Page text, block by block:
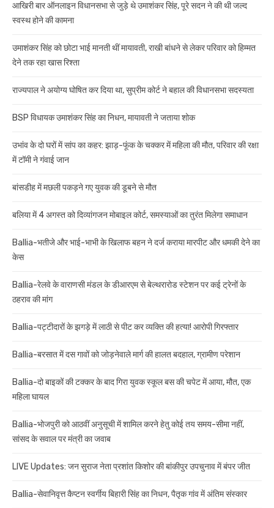
आखिरी बार ऑनलाइन विधानसभा से जुड़े थे उमाशंकर सिंह, पूरे सदन ने की थी जल्द
स्वस्थ होने की कामना
उमाशंकर सिंह को छोटा भाई मानती थीं मायावती, राखी बांधने से लेकर परिवार को हिम्मत
देने तक रहा खास रिश्ता
राज्यपाल ने अयोग्य घोषित कर दिया था, सुप्रीम कोर्ट ने बहाल की विधानसभा सदस्यता
BSP विधायक उमाशंकर सिंह का निधन, मायावती ने जताया शोक
उभांव के दो घरों में सांप का कहर: झाड़-फूंक के चक्कर में महिला की मौत, परिवार की रक्षा
में टॉमी ने गंवाई जान
बांसडीह में मछली पकड़ने गए युवक की डूबने से मौत
बलिया में 4 अगस्त को दिव्यांगजन मोबाइल कोर्ट, समस्याओं का तुरंत मिलेगा समाधान
Ballia-भतीजे और भाई-भाभी के खिलाफ बहन ने दर्ज कराया मारपीट और धमकी देने का
केस
Ballia-रेलवे के वाराणसी मंडल के डीआरएम से बेल्थरारोड स्टेशन पर कई ट्रेनों के
ठहराव की मांग
Ballia-पट्टीदारों के झगड़े में लाठी से पीट कर व्यक्ति की हत्या! आरोपी गिरफ्तार
Ballia-बरसात में दस गावों को जोड़नेवाले मार्ग की हालत बदहाल, ग्रामीण परेशान
Ballia-दो बाइकों की टक्कर के बाद गिरा युवक स्कूल बस की चपेट में आया, मौत, एक
महिला घायल
Ballia-भोजपुरी को आठवीं अनुसूची में शामिल करने हेतु कोई तय समय-सीमा नहीं,
सांसद के सवाल पर मंत्री का जवाब
LIVE Updates: जन सुराज नेता प्रशांत किशोर की बांकीपुर उपचुनाव में बंपर जीत
Ballia-सेवानिवृत्त कैप्टन स्वर्गीय बिहारी सिंह का निधन, पैतृक गांव में अंतिम संस्कार